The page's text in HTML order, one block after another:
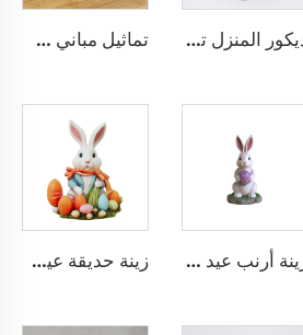
ديكور المنزل تمثال حيوانات يدوي الصنع لطيف من الراتينج بلون بني على شكل قطة تماثيل مباني 3D مخصصة تماثيل نموذجية من البولي ريزين
زينة أرنب عيد الفصح تماثيل من الراتينج لتزيين المنزل زينة حديقة عيد الفصح تماثيل أرنب عيد الفصح المخصصة